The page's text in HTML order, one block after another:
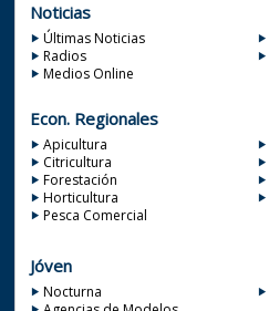
Noticias
Últimas Noticias
Radios
Medios Online
Econ. Regionales
Apicultura
Citricultura
Forestación
Horticultura
Pesca Comercial
Jóven
Nocturna